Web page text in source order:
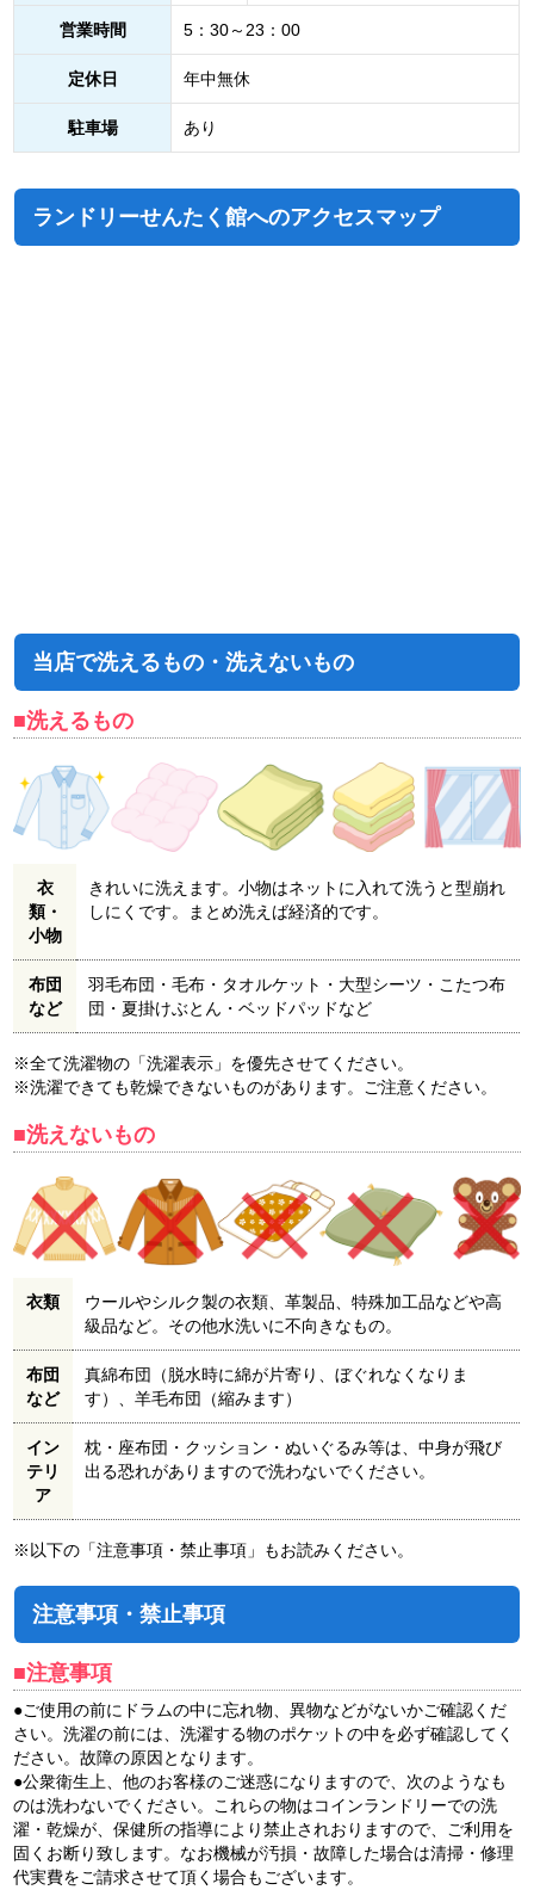
営業時間 5：30～23：00
定休日 年中無休
駐車場 あり
ランドリーせんたく館へのアクセスマップ
当店で洗えるもの・洗えないもの
■洗えるもの
衣
類・
小物
きれいに洗えます。小物はネットに入れて洗うと型崩れ
しにくです。まとめ洗えば経済的です。
布団
など
羽毛布団・毛布・タオルケット・大型シーツ・こたつ布
団・夏掛けぶとん・ベッドパッドなど
※全て洗濯物の「洗濯表示」を優先させてください。
※洗濯できても乾燥できないものがあります。ご注意ください。
■洗えないもの
衣類
ウールやシルク製の衣類、革製品、特殊加工品などや高
級品など。その他水洗いに不向きなもの。
布団
など
真綿布団（脱水時に綿が片寄り、ぼぐれなくなりま
す）、羊毛布団（縮みます）
イン
テリ
ア
枕・座布団・クッション・ぬいぐるみ等は、中身が飛び
出る恐れがありますので洗わないでください。
※以下の「注意事項・禁止事項」もお読みください。
注意事項・禁止事項
■注意事項
●ご使用の前にドラムの中に忘れ物、異物などがないかご確認くだ
さい。洗濯の前には、洗濯する物のポケットの中を必ず確認してく
ださい。故障の原因となります。
●公衆衛生上、他のお客様のご迷惑になりますので、次のようなも
のは洗わないでください。これらの物はコインランドリーでの洗
濯・乾燥が、保健所の指導により禁止されおりますので、ご利用を
固くお断り致します。なお機械が汚損・故障した場合は清掃・修理
代実費をご請求させて頂く場合もございます。